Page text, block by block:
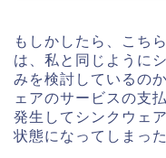
もしかしたら、こち
は、私と同じように
みを検討しているの
ェアのサービスの支
発生してシンクウェ
状態になってしまった